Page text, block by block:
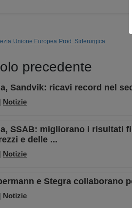
Unione Europea Prod. Siderurgica
precedente
Sandvik: ricavi record nel
Notizie
SSAB: migliorano i risultati
e delle ...
Notizie
e Stegra collaborano
Notizie